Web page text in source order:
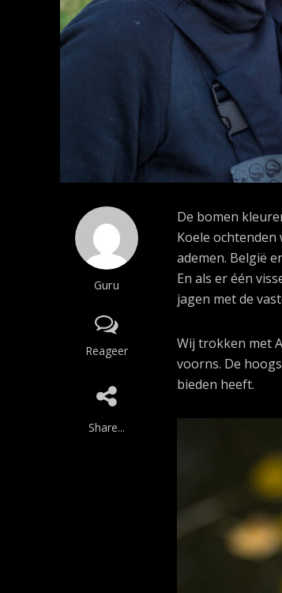
Guru
Reageer
Share...
De bomen
Koele
ademen. België
En als er één
jagen met de
Wij trokken met
voorns. De
bieden heeft.